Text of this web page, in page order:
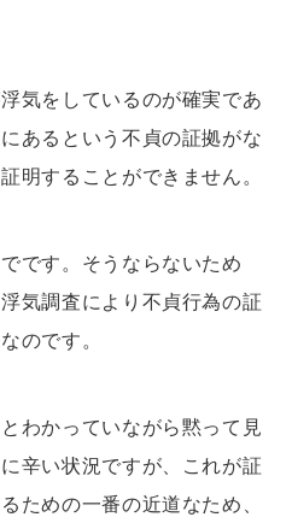
気をしているのが確実であ
あるという不貞の証拠がな
明することができません。
です。そうならないため
気調査により不貞行為の証
のです。
わかっていながら黙って見
辛い状況ですが、これが証
ための一番の近道なため、